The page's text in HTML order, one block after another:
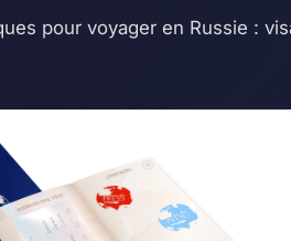
pour voyager en Russie :